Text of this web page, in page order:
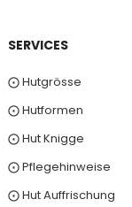
SERVICES
⨀ Hutgrösse
⨀ Hutformen
⨀ Hut Knigge
⨀ Pflegehinweise
⨀ Hut Auffrischung